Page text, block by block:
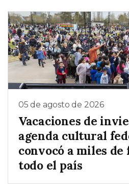
05 de agosto de 2026
Vacaciones de
agenda cultural
convocó a miles
todo el país